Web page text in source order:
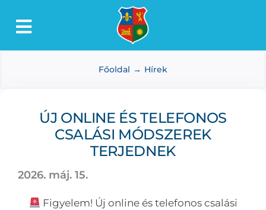
Toggle
Lőkösháza
Dokumentumtár
Választás
Főoldal Hírek
ÚJ ONLINE ÉS TELEFONOS
CSALÁSI MÓDSZEREK
TERJEDNEK
2026. máj. 15.
Figyelem! Új online és telefonos csalási